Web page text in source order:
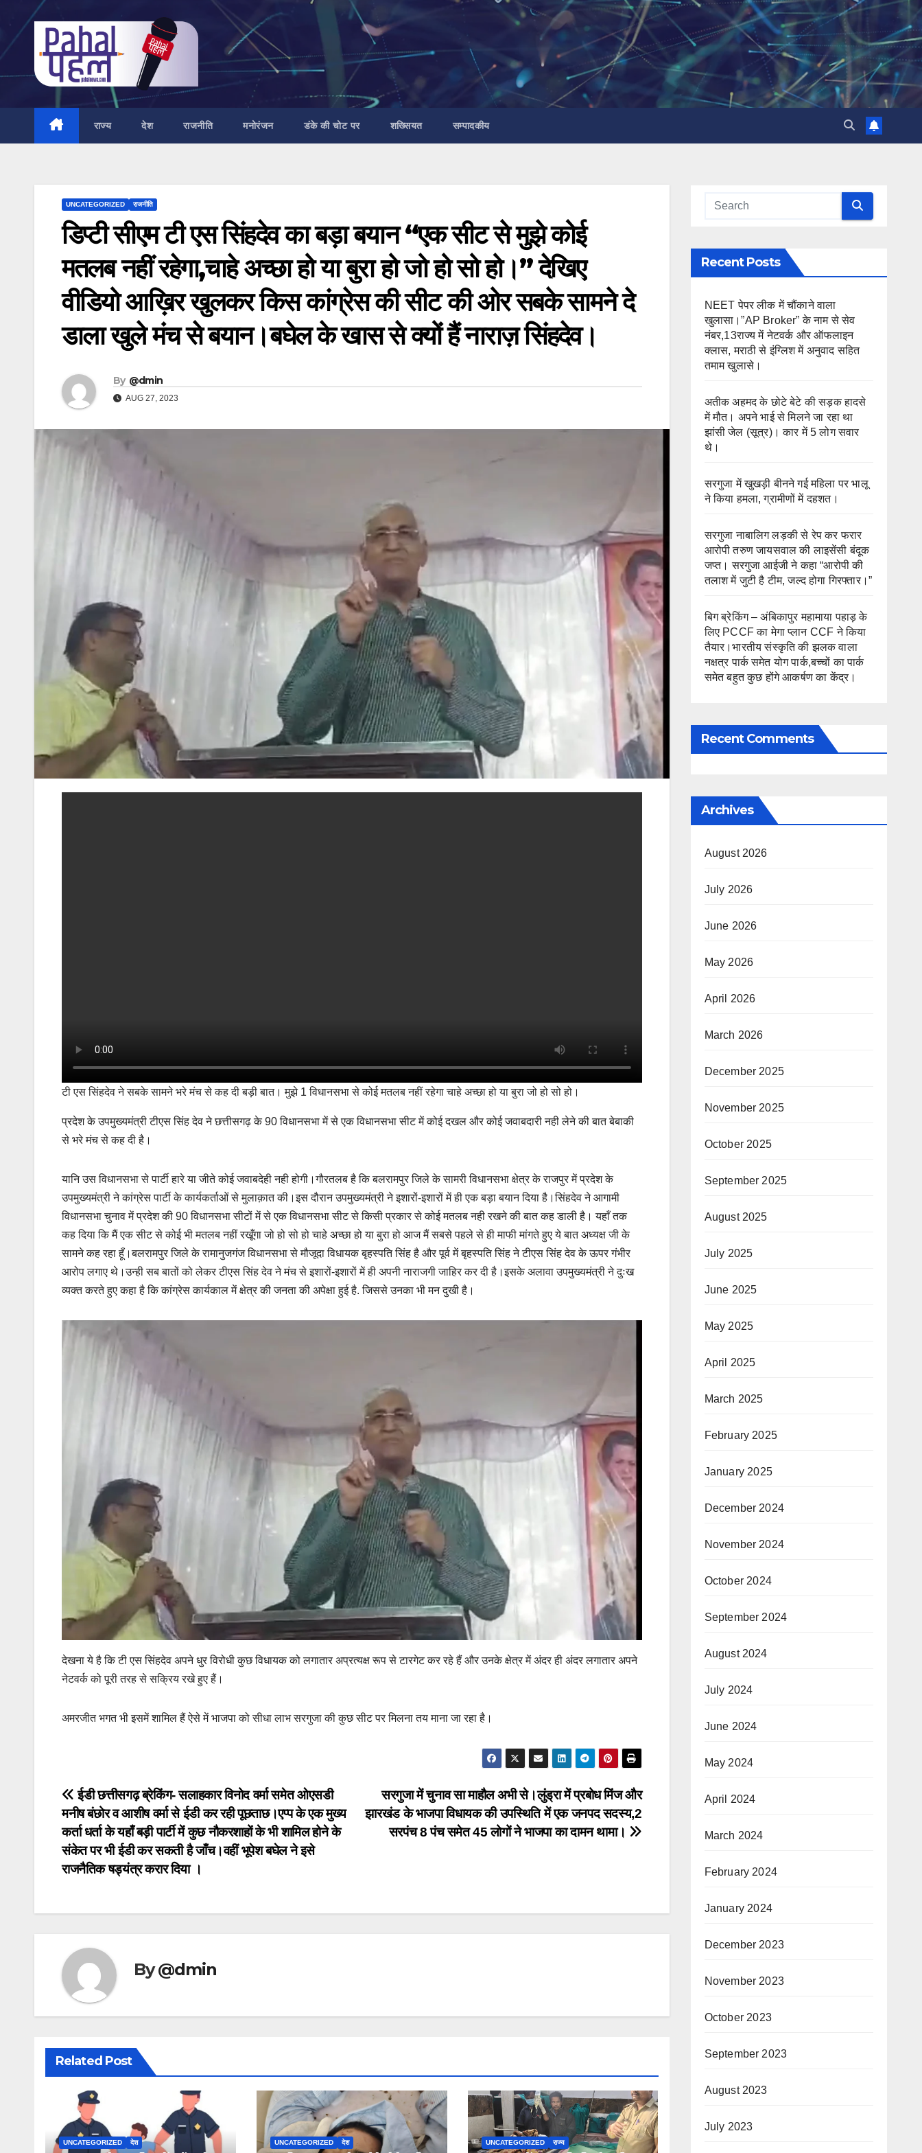
content
राज्य देश राजनीति मनोरंजन डंके की चोट पर शख्सियत सम्पादकीय
UNCATEGORIZED राजनीति
डिप्टी सीएम टी एस सिंहदेव का बड़ा बयान “एक सीट से मुझे कोई
मतलब नहीं रहेगा,चाहे अच्छा हो या बुरा हो जो हो सो हो।” देखिए
वीडियो आख़िर खुलकर किस कांग्रेस की सीट की ओर सबके सामने दे
डाला खुले मंच से बयान।बघेल के खास से क्यों हैं नाराज़ सिंहदेव।
By @dmin
AUG 27, 2023
टी एस सिंहदेव ने सबके सामने भरे मंच से कह दी बड़ी बात। मुझे 1 विधानसभा से कोई मतलब नहीं रहेगा चाहे अच्छा हो या बुरा जो हो सो हो।
प्रदेश के उपमुख्यमंत्री टीएस सिंह देव ने छत्तीसगढ़ के 90 विधानसभा में से एक विधानसभा सीट में कोई दखल और कोई जवाबदारी नही लेने की बात बेबाकी
से भरे मंच से कह दी है।
यानि उस विधानसभा से पार्टी हारे या जीते कोई जवाबदेही नही होगी।गौरतलब है कि बलरामपुर जिले के सामरी विधानसभा क्षेत्र के राजपुर में प्रदेश के
उपमुख्यमंत्री ने कांग्रेस पार्टी के कार्यकर्ताओं से मुलाक़ात की।इस दौरान उपमुख्यमंत्री ने इशारों-इशारों में ही एक बड़ा बयान दिया है।सिंहदेव ने आगामी
विधानसभा चुनाव में प्रदेश की 90 विधानसभा सीटों में से एक विधानसभा सीट से किसी प्रकार से कोई मतलब नही रखने की बात कह डाली है। यहाँ तक
कह दिया कि मैं एक सीट से कोई भी मतलब नहीं रखूँगा जो हो सो हो चाहे अच्छा हो या बुरा हो आज मैं सबसे पहले से ही माफी मांगते हुए ये बात अध्यक्ष जी के
सामने कह रहा हूँ।बलरामपुर जिले के रामानुजगंज विधानसभा से मौजूदा विधायक बृहस्पति सिंह है और पूर्व में बृहस्पति सिंह ने टीएस सिंह देव के ऊपर गंभीर
आरोप लगाए थे।उन्ही सब बातों को लेकर टीएस सिंह देव ने मंच से इशारों-इशारों में ही अपनी नाराजगी जाहिर कर दी है।इसके अलावा उपमुख्यमंत्री ने दुःख
व्यक्त करते हुए कहा है कि कांग्रेस कार्यकाल में क्षेत्र की जनता की अपेक्षा हुई है. जिससे उनका भी मन दुखी है।
देखना ये है कि टी एस सिंहदेव अपने धुर विरोधी कुछ विधायक को लगातार अप्रत्यक्ष रूप से टारगेट कर रहे हैं और उनके क्षेत्र में अंदर ही अंदर लगातार अपने
नेटवर्क को पूरी तरह से सक्रिय रखे हुए हैं।
अमरजीत भगत भी इसमें शामिल हैं ऐसे में भाजपा को सीधा लाभ सरगुजा की कुछ सीट पर मिलना तय माना जा रहा है।
Post
navigation
सरगुजा में चुनाव सा माहौल अभी से।लुंड्रा में प्रबोध मिंज और
झारखंड के भाजपा विधायक की उपस्थिति में एक जनपद सदस्य,2
सरपंच 8 पंच समेत 45 लोगों ने भाजपा का दामन थामा।
ईडी छत्तीसगढ़ ब्रेकिंग- सलाहकार विनोद वर्मा समेत ओएसडी
मनीष बंछोर व आशीष वर्मा से ईडी कर रही पूछताछ।एप्प के एक मुख्य
कर्ता धर्ता के यहाँ बड़ी पार्टी में कुछ नौकरशाहों के भी शामिल होने के
संकेत पर भी ईडी कर सकती है जाँच।वहीं भूपेश बघेल ने इसे
राजनैतिक षड्यंत्र करार दिया ।
By@dmin
Related Post
UNCATEGORIZED देश UNCATEGORIZED देश UNCATEGORIZED राज्य
Recent Posts
NEET पेपर लीक में चौंकाने वाला
खुलासा।”AP Broker” के नाम से सेव
नंबर,13राज्य में नेटवर्क और ऑफलाइन
क्लास, मराठी से इंग्लिश में अनुवाद सहित
तमाम खुलासे।
अतीक अहमद के छोटे बेटे की सड़क हादसे
में मौत। अपने भाई से मिलने जा रहा था
झांसी जेल (सूत्र)। कार में 5 लोग सवार
थे।
सरगुजा में खुखड़ी बीनने गई महिला पर भालू
ने किया हमला, ग्रामीणों में दहशत।
सरगुजा नाबालिग लड़की से रेप कर फरार
आरोपी तरुण जायसवाल की लाइसेंसी बंदूक
जप्त। सरगुजा आईजी ने कहा “आरोपी की
तलाश में जुटी है टीम, जल्द होगा गिरफ्तार।”
बिग ब्रेकिंग – अंबिकापुर महामाया पहाड़ के
लिए PCCF का मेगा प्लान CCF ने किया
तैयार।भारतीय संस्कृति की झलक वाला
नक्षत्र पार्क समेत योग पार्क,बच्चों का पार्क
समेत बहुत कुछ होंगे आकर्षण का केंद्र।
Recent Comments
Archives
August 2026
July 2026
June 2026
May 2026
April 2026
March 2026
December 2025
November 2025
October 2025
September 2025
August 2025
July 2025
June 2025
May 2025
April 2025
March 2025
February 2025
January 2025
December 2024
November 2024
October 2024
September 2024
August 2024
July 2024
June 2024
May 2024
April 2024
March 2024
February 2024
January 2024
December 2023
November 2023
October 2023
September 2023
August 2023
July 2023